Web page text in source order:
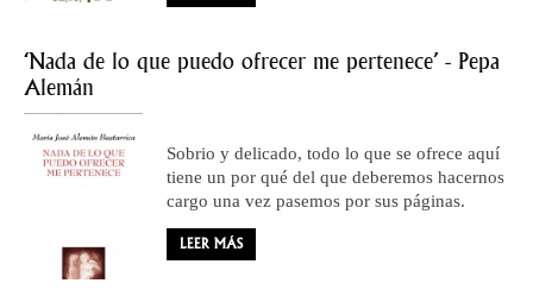
‘Nada de lo que puedo ofrecer me pertenece’ - Pepa
Alemán
Sobrio y delicado, todo lo que se ofrece aquí
tiene un por qué del que deberemos hacernos
cargo una vez pasemos por sus páginas.
LEER MÁS